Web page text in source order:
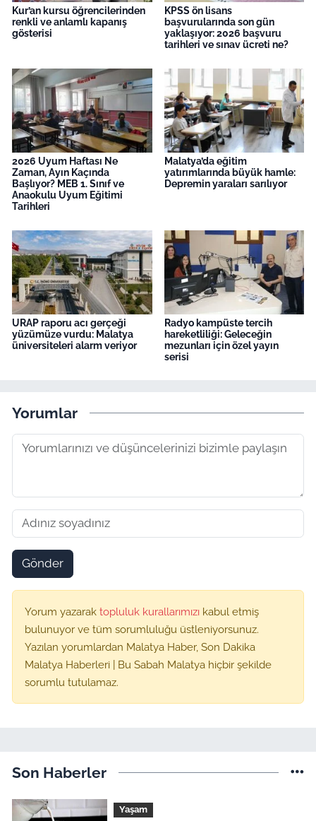
Kur’an kursu öğrencilerinden
renkli ve anlamlı kapanış
gösterisi
KPSS ön lisans
başvurularında son gün
yaklaşıyor: 2026 başvuru
tarihleri ve sınav ücreti ne?
2026 Uyum Haftası Ne
Zaman, Ayın Kaçında
Başlıyor? MEB 1. Sınıf ve
Anaokulu Uyum Eğitimi
Tarihleri
Malatya’da eğitim
yatırımlarında büyük hamle:
Depremin yaraları sarılıyor
URAP raporu acı gerçeği
yüzümüze vurdu: Malatya
üniversiteleri alarm veriyor
Radyo kampüste tercih
hareketliliği: Geleceğin
mezunları için özel yayın
serisi
Yorumlar
Gönder
Yorum yazarak topluluk kurallarımızı kabul etmiş
bulunuyor ve tüm sorumluluğu üstleniyorsunuz.
Yazılan yorumlardan Malatya Haber, Son Dakika
Malatya Haberleri | Bu Sabah Malatya hiçbir şekilde
sorumlu tutulamaz.
Son Haberler
Yaşam